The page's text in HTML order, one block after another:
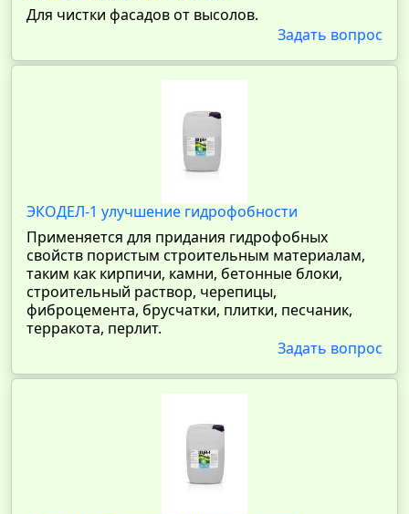
Для чистки фасадов от высолов.
Задать вопрос
ЭКОДЕЛ-1 улучшение гидрофобности
Применяется для придания гидрофобных
свойств пористым строительным материалам,
таким как кирпичи, камни, бетонные блоки,
строительный раствор, черепицы,
фиброцемента, брусчатки, плитки, песчаник,
терракота, перлит.
Задать вопрос